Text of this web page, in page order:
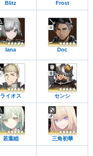
Blitz Frost
Iana Doc
ライオス センシ
若葉睦 三角初華